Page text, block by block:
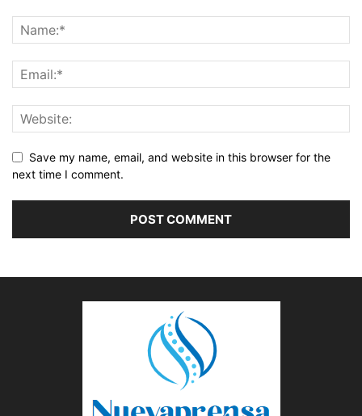
Save my name, email, and website in this browser for the
next time I comment.